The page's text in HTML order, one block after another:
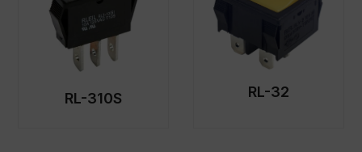
RL-310S RL-32